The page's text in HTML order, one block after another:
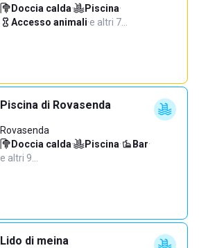
Doccia calda· Piscina·
Accesso animali·e altri 7…
Piscina di Rovasenda
Rovasenda
Doccia calda· Piscina· Bar·
e altri 9…
Lido di meina